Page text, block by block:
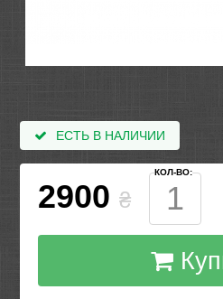
ЕСТЬ В НАЛИЧИИ
2900 ₴
КОЛ-ВО: